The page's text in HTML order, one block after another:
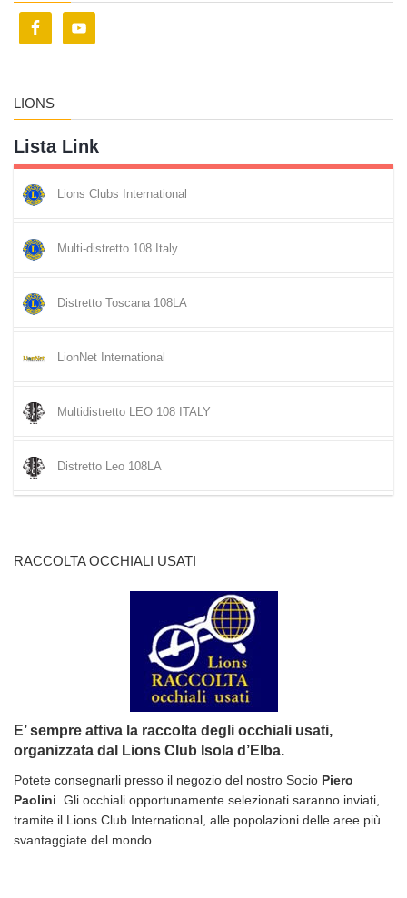
LIONS
Lista Link
Lions Clubs International
Multi-distretto 108 Italy
Distretto Toscana 108LA
LionNet International
Multidistretto LEO 108 ITALY
Distretto Leo 108LA
RACCOLTA OCCHIALI USATI
E’ sempre attiva la raccolta degli occhiali usati,
organizzata dal Lions Club Isola d’Elba.
Potete consegnarli presso il negozio del nostro Socio Piero
Paolini . Gli occhiali opportunamente selezionati saranno inviati,
tramite il Lions Club International, alle popolazioni delle aree più
svantaggiate del mondo.